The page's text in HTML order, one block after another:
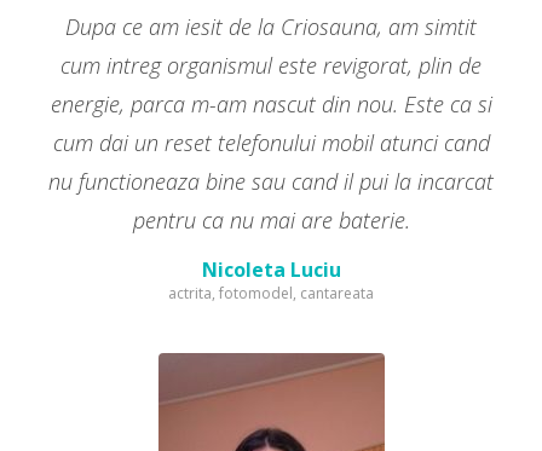
Dupa ce am iesit de la Criosauna, am simtit
cum intreg organismul este revigorat, plin de
energie, parca m-am nascut din nou. Este ca si
cum dai un reset telefonului mobil atunci cand
nu functioneaza bine sau cand il pui la incarcat
pentru ca nu mai are baterie.
Nicoleta Luciu
actrita, fotomodel, cantareata